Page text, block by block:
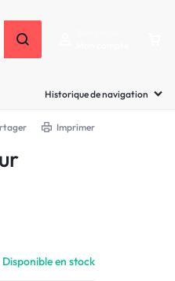
Historique de navigation
Imprimer
Disponible en stock